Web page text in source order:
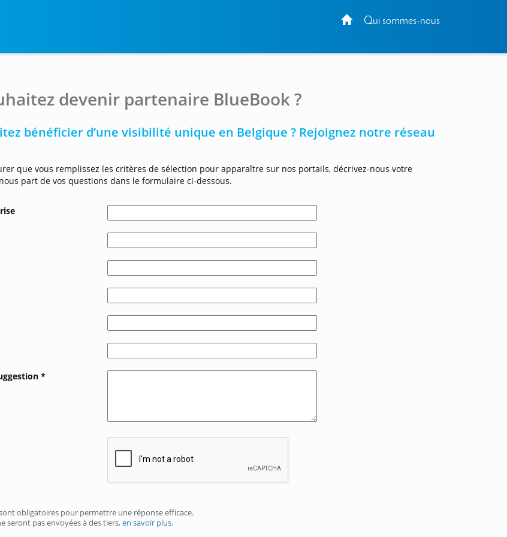
Qui sommes-nous
devenir partenaire BlueBook ?
bénéficier d’une visibilité unique en Belgique ? Rejoignez notre réseau
que vous remplissez les critères de sélection pour apparaître sur nos portails, décrivez-nous votre
part de vos questions dans le formulaire ci-dessous.
*
obligatoires pour permettre une réponse efficace.
seront pas envoyées à des tiers,en savoir plus.